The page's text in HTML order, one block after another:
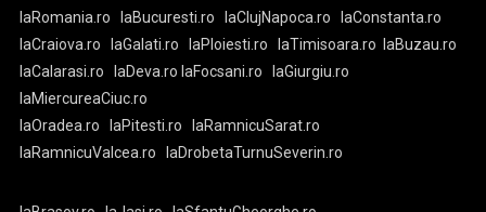
laRomania.ro laBucuresti.ro laClujNapoca.ro
laConstanta.ro
laCraiova.ro
laGalati.ro laPloiesti.ro laTimisoara.ro
laBuzau.ro
laCalarasi.ro
laDeva.ro laFocsani.ro
laGiurgiu.ro
laMiercureaCiuc.ro
laOradea.ro
laPitesti.ro
laRamnicuSarat.ro
laRamnicuValcea.ro
laDrobetaTurnuSeverin.ro